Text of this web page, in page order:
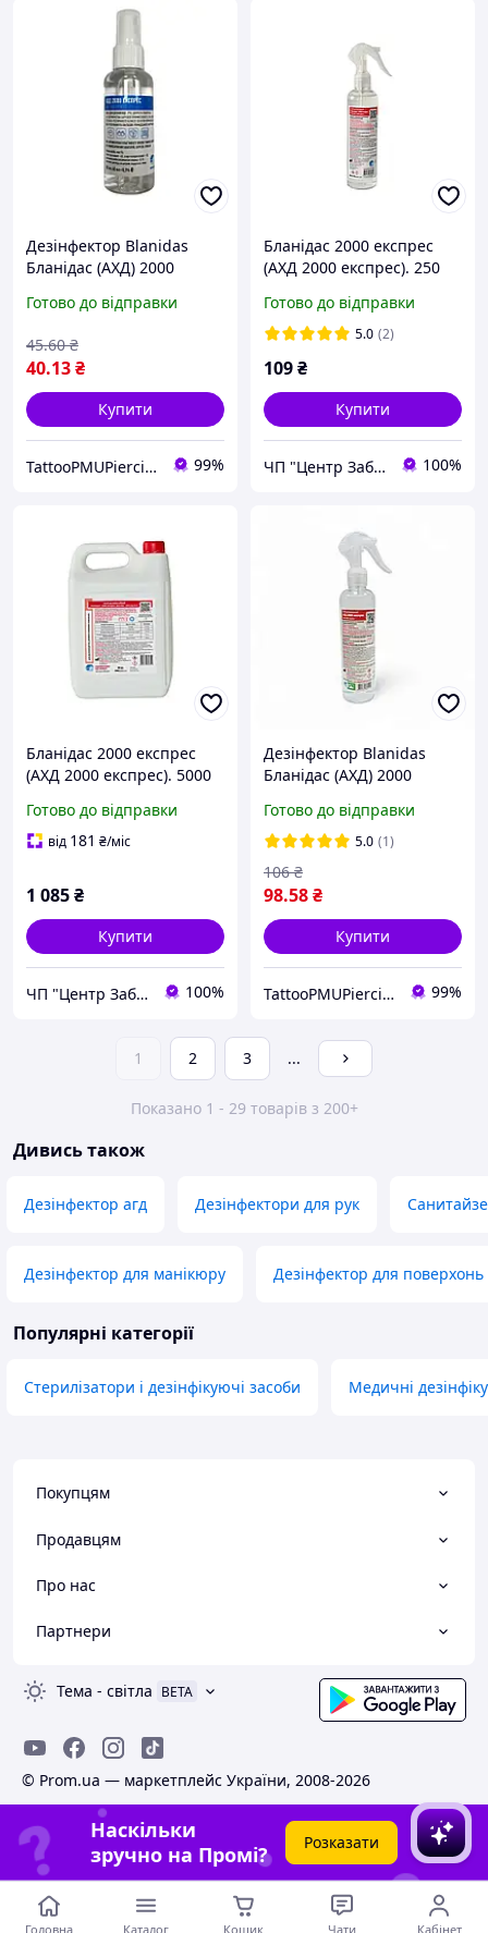
Дезінфектор Blanidas
Бланідас (АХД) 2000
розпилювачем UKR 16-
Готово до відправки
40.13₴
45.60 ₴
Купити
TattooPMUPiercing 99%
Бланідас 2000 експрес
(АХД 2000 експрес). 250
дезінфектор для рук і
поверхонь
Готово до відправки
5.0 (2)
109₴
Купити
ЧП "Центр Забезпечення Салонів" 100%
Бланідас 2000 експрес
(АХД 2000 експрес). 5000
дезінфектор для рук і
поверхонь
Готово до відправки
від 181 ₴/міс
1 085₴
Купити
ЧП "Центр Забезпечення Салонів" 100%
Дезінфектор Blanidas
Бланідас (АХД) 2000
розпилювачем UKR 16-
3346
Готово до відправки
5.0 (1)
98.58₴
106 ₴
Купити
TattooPMUPiercing 99%
1 2 3 ...
Показано 1 - 29 товарів з 200+
Дивись також
Дезінфектор агд Дезінфектори для рук
Дезінфектор для манікюру Дезінфектор для
Популярні категорії
Стерилізатори і дезінфікуючі засоби Медичні
Покупцям
Продавцям
Про нас
Партнери
Тема - світла BETA
© Prom.ua — маркетплейс України, 2008-2026
Наскільки
зручно на Промі?
Розказати
Головна Каталог Кошик Чати Кабінет